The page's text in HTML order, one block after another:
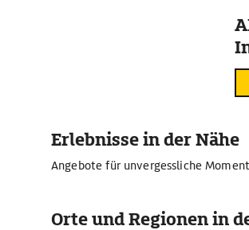
Erlebnisse in der Nähe
Angebote für unvergessliche
Orte und Regionen in